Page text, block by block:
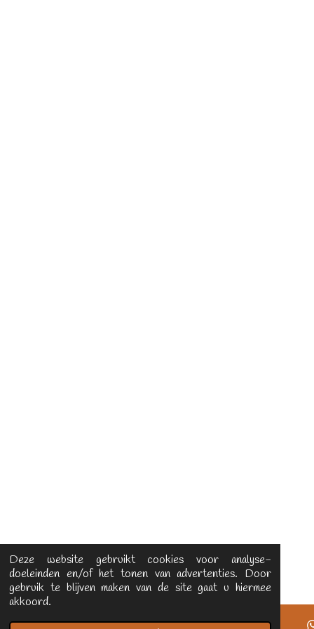
Deze website gebruikt cookies voor analyse-
doeleinden en/of het tonen van advertenties. Door
gebruik te blijven maken van de site gaat u hiermee
akkoord.